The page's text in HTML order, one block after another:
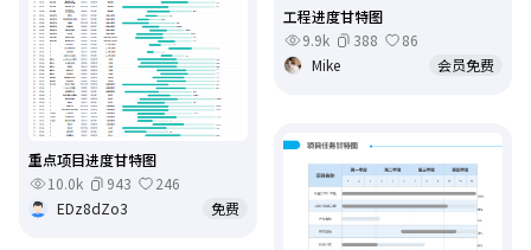
重点项目进度甘特图
10.0k
943
246
EDz8dZo3
免费
工程进度甘特图
9.9k
388
86
Mike
会员免费